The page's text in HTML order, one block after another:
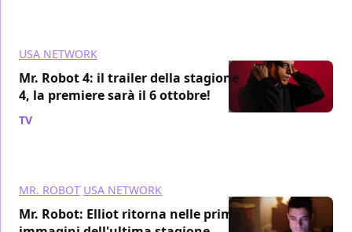
USA NETWORK
Mr. Robot 4: il trailer della stagione
4, la premiere sarà il 6 ottobre!
TV
MR. ROBOT USA NETWORK
Mr. Robot: Elliot ritorna nelle prime